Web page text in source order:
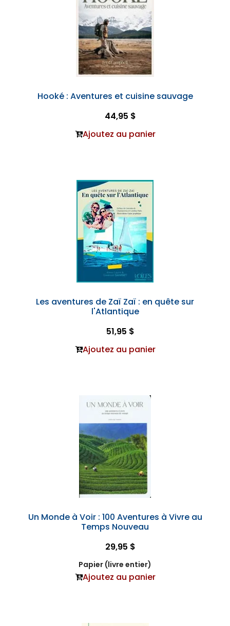
Hooké : Aventures et cuisine sauvage
44,95 $
Ajoutez au panier
Les aventures de Zaï Zaï : en quête sur
l'Atlantique
51,95 $
Ajoutez au panier
Un Monde à Voir : 100 Aventures à Vivre au
Temps Nouveau
29,95 $
Papier (livre entier)
Ajoutez au panier